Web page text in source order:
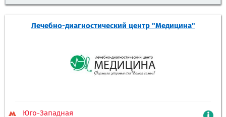
Лечебно-диагностический центр "Медицина"
Юго-Западная